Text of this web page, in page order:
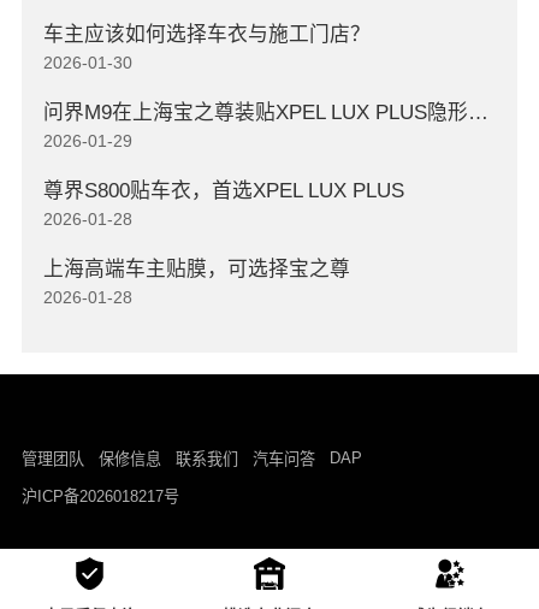
车主应该如何选择车衣与施工门店？
2026-01-30
问界M9在上海宝之尊装贴XPEL LUX PLUS隐形车衣
2026-01-29
尊界S800贴车衣，首选XPEL LUX PLUS
2026-01-28
上海高端车主贴膜，可选择宝之尊
2026-01-28
管理团队 保修信息 联系我们 汽车问答 DAP
沪ICP备2026018217号